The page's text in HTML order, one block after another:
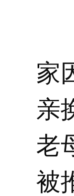
家
亲
老
被